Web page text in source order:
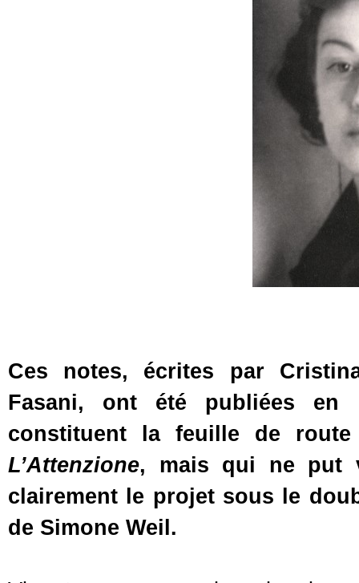
Ces notes, écrites par
Fasani, ont été publiées
constituent la feuille de route
L’Attenzione, mais qui ne put
clairement le projet sous le
de Simone Weil.